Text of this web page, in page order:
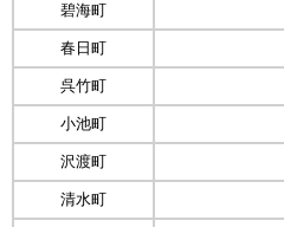
碧海町
春日町
呉竹町
小池町
沢渡町
清水町